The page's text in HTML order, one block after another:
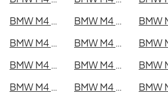
BMW M4 Competition xDrive Coupé i Lund
BMW M4 Competition xDrive Coupé i Mönsterås
BMW M4 Competition xDrive Coupé i Ystad
BMW M4 Competition xDrive Coupé i Östersund
BMW M4 Competition xDrive Coupé i Nyköping
BMW M4 Competition xDrive Coupé i Oskarshamn
BMW M4 Competition xDrive Coupé i Skövde
BMW M4 Competition xDrive Coupé i Trollhättan